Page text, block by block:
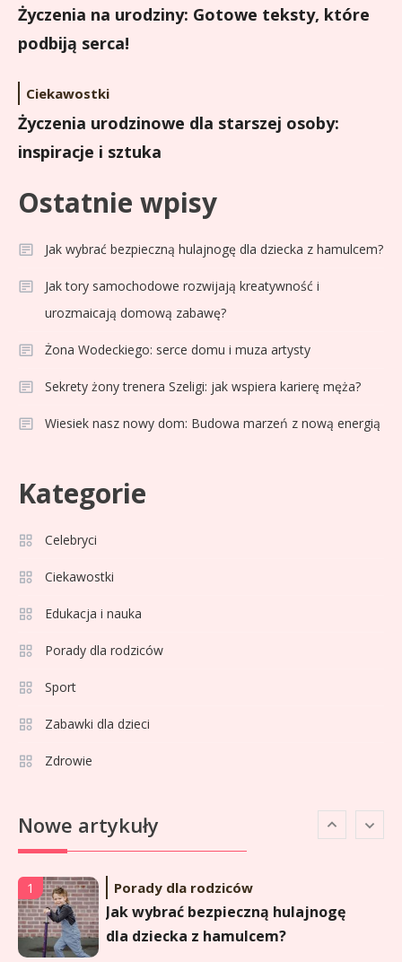
Życzenia na urodziny: Gotowe teksty, które
podbiją serca!
Ciekawostki
Życzenia urodzinowe dla starszej osoby:
inspiracje i sztuka
Ostatnie wpisy
Jak wybrać bezpieczną hulajnogę dla dziecka z hamulcem?
Jak tory samochodowe rozwijają kreatywność i
urozmaicają domową zabawę?
Żona Wodeckiego: serce domu i muza artysty
Sekrety żony trenera Szeligi: jak wspiera karierę męża?
Wiesiek nasz nowy dom: Budowa marzeń z nową energią
Kategorie
Celebryci
Ciekawostki
Edukacja i nauka
Porady dla rodziców
Sport
Zabawki dla dzieci
Zdrowie
Nowe artykuły
kariera i pasje w jednym
Adrian Borecki: wszystko, co
6
popularna influencerka?
1 Porady dla rodziców
Jak wybrać bezpieczną hulajnogę
dla dziecka z hamulcem?